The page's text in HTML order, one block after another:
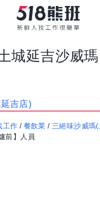
城延吉沙威
吉店)
工作 / 餐飲業 /三絕味沙威瑪
前】人員